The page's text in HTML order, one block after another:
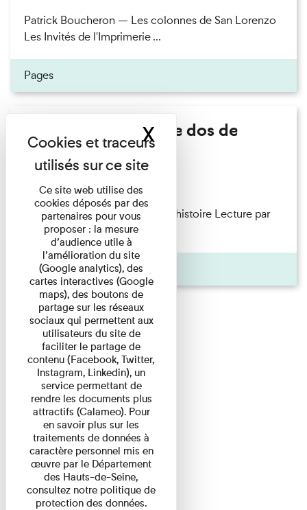
Patrick Boucheron — Les colonnes de San Lorenzo
Les Invités de l'Imprimerie ...
Pages
Philippe Artières - Le dos de
l'histoire
Lecture
Philippe Artières — Le dos de l’histoire Lecture par
l’auteur accompagné de ...
Pages
Ce site web utilise des
cookies déposés par des
partenaires pour vous
proposer : la mesure
d’audience utile à
l’amélioration du site
(Google analytics), des
cartes interactives (Google
maps), des boutons de
partage sur les réseaux
sociaux qui permettent aux
utilisateurs du site de
faciliter le partage de
contenu (Facebook, Twitter,
Instagram, Linkedin), un
service permettant de
rendre les documents plus
attractifs (Calameo). Pour
en savoir plus sur les
traitements de données à
caractère personnel mis en
œuvre par le Département
des Hauts-de-Seine,
consultez notre politique de
protection des données.
XMasquer le